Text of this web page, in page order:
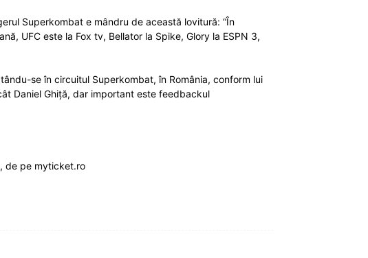
Superkombat e mândru de această lovitură: “În
UFC este la Fox tv, Bellator la Spike, Glory la ESPN 3,
se în circuitul Superkombat, în România, conform lui
Daniel Ghiță, dar important este feedbackul
de pe myticket.ro